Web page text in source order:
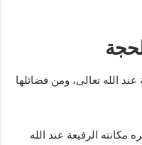
الله تعالى، ومن فضائلها
مكانته الرفيعة عند الله